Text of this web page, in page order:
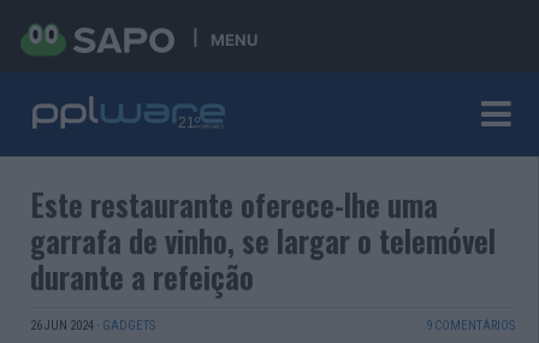
MENU
Este restaurante oferece-lhe uma
garrafa de vinho, se largar o telemóvel
durante a refeição
26 JUN 2024 · GADGETS 9 COMENTÁRIOS